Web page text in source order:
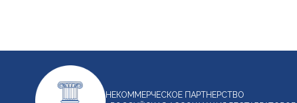
НЕКОММЕРЧЕСКОЕ ПАРТНЕРСТВО